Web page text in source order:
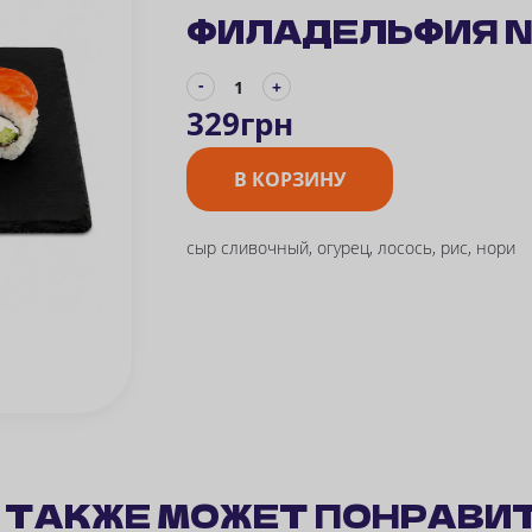
ФИЛАДЕЛЬФИЯ
- +
329грн
В КОРЗИНУ
сыр сливочный, огурец, лосось, рис, нори
ТАКЖЕМОЖЕТ